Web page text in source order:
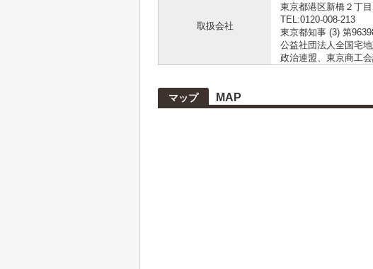
取扱会社
東京都港区新橋２丁
TEL:0120-008-213
東京都知事 (3) 第
公益社団法人全国宅
政治連盟、東京商工
マップ MAP